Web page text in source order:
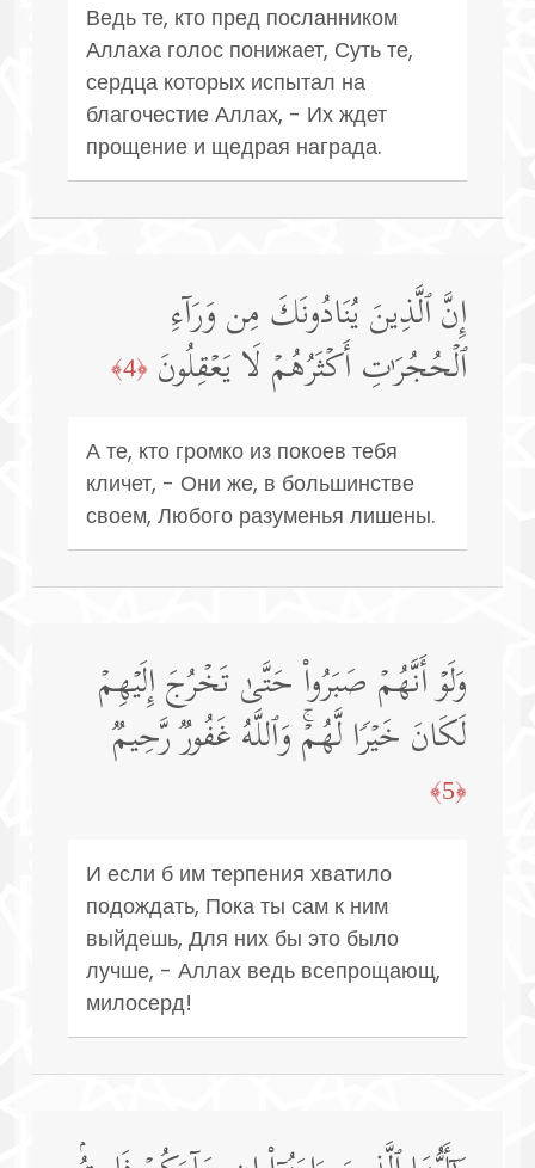
Ведь те, кто пред посланником
Аллаха голос понижает, Суть те,
сердца которых испытал на
благочестие Аллах, - Их ждет
прощение и щедрая награда.
إِنَّ ٱلَّذِینَ یُنَادُونَكَ مِن وَرَاۤءِ
ٱلۡحُجُرَ ٰ⁠تِ أَكۡثَرُهُمۡ لَا یَعۡقِلُونَ ﴿4﴾
А те, кто громко из покоев тебя
кличет, - Они же, в большинстве
своем, Любого разуменья лишены.
وَلَوۡ أَنَّهُمۡ صَبَرُوا۟ حَتَّىٰ تَخۡرُجَ إِلَیۡهِمۡ
لَكَانَ خَیۡرࣰا لَّهُمۡۚ وَٱللَّهُ غَفُورࣱ رَّحِیمࣱ
﴿5﴾
И если б им терпения хватило
подождать, Пока ты сам к ним
выйдешь, Для них бы это было
лучше, - Аллах ведь всепрощающ,
милосерд!